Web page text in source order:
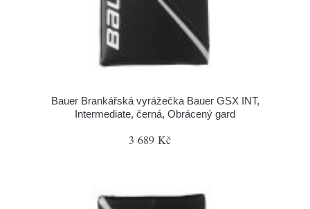
Bauer Brankářská vyrážečka Bauer GSX INT,
Intermediate, černá, Obrácený gard
3 689 Kč